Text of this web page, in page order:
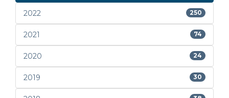
2022 250
2021 74
2020 24
2019 30